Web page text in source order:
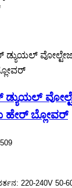
ಡ್ಯುಯಲ್
ಹೇರ್ ಬ್ಲೋವರ್
220-240V 50-